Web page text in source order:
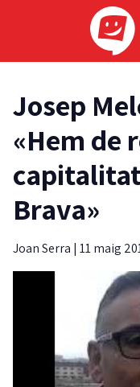
Josep
«Hem de
Brava»
Joan Serra | 11 maig